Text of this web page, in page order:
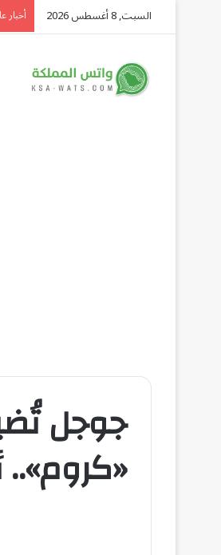
السبت, 8 أغسطس 2026 أخبار
جوجل
«كروم»..